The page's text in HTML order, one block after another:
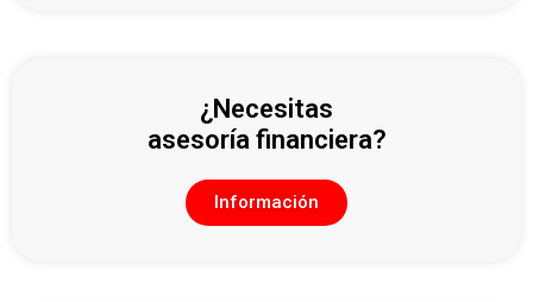
¿Necesitas
asesoría financiera?
Información